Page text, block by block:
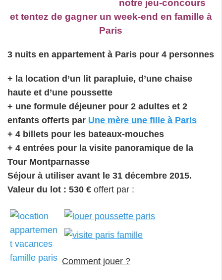
notre jeu-concours
et tentez de gagner un week-end en famille à
Paris
3 nuits en appartement à Paris pour 4 personnes
+ la location d’un lit parapluie, d’une chaise
haute et d’une poussette
+ une formule déjeuner pour 2 adultes et 2
enfants offerts par Une mère une fille à Paris
+ 4 billets pour les bateaux-mouches
+ 4 entrées pour la visite panoramique de la
Tour Montparnasse
Séjour à utiliser avant le 31 décembre 2015.
Valeur du lot : 530 € offert par :
Comment jouer ?